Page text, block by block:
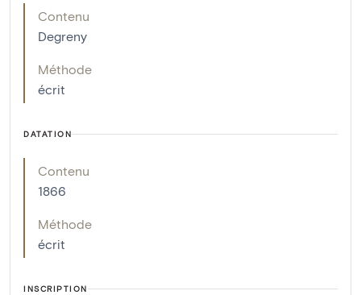
Contenu
Degreny
Méthode
écrit
DATATION
Contenu
1866
Méthode
écrit
INSCRIPTION